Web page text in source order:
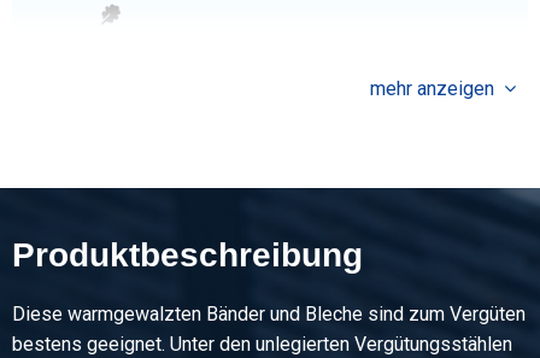
Artikelnummer
Beschreibung
Wgw Blech C45 2000x1000x6 gebeizt und geölt
Stück pro KG
mehr anzeigen
Produktbeschreibung
Diese warmgewalzten Bänder und Bleche sind zum Vergüten
bestens geeignet. Unter den unlegierten Vergütungsstählen